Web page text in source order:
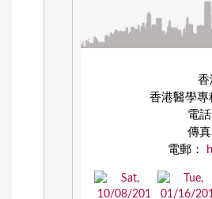
香
香港醫學
電
傳
電郵：